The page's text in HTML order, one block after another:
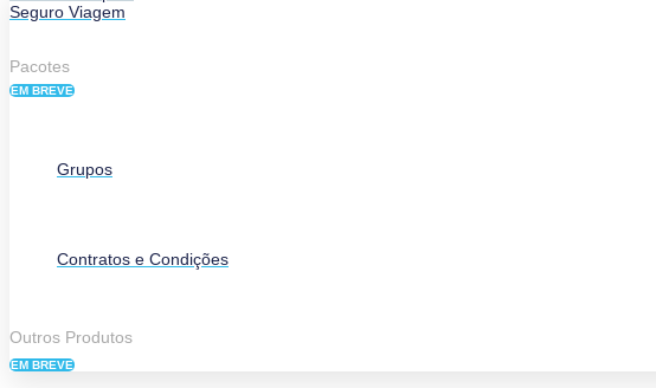
Seguro Viagem
Pacotes
EM BREVE
Grupos
Contratos e Condições
Outros Produtos
EM BREVE